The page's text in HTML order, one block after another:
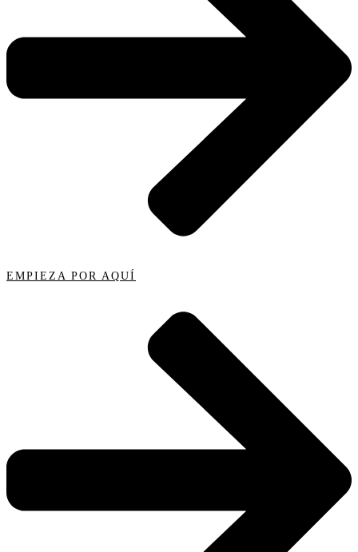
EMPIEZA POR AQUÍ